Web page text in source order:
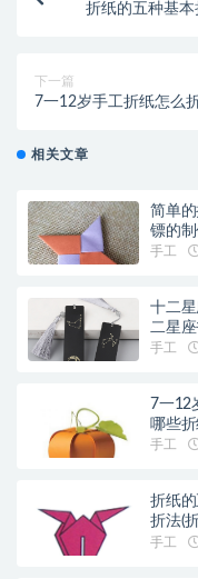
折纸的五种基本
下一篇
7一12岁手工折纸怎么
相关文章
简单
镖的
手工
十二
二星
手工
7一12
哪些
手工
折纸
折法(
手工